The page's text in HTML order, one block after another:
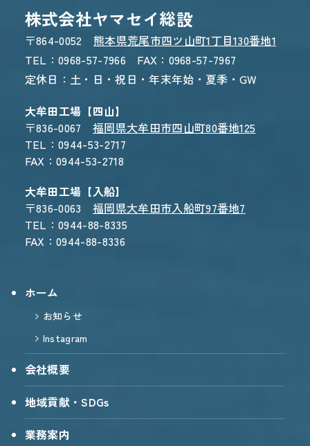
株式会社ヤマセイ総設
〒864-0052熊本県荒尾市四ツ山町1丁目130番地1
TEL：0968-57-7966 FAX：0968-57-7967
定休日：土・日・祝日・年末年始・夏季・GW
大牟田工場【四山】
〒836-0067福岡県大牟田市四山町80番地125
TEL：0944-53-2717
FAX：0944-53-2718
大牟田工場【入船】
〒836-0063福岡県大牟田市入船町97番地7
TEL：0944-88-8335
FAX：0944-88-8336
ホーム
お知らせ
Instagram
会社概要
地域貢献・SDGs
業務案内